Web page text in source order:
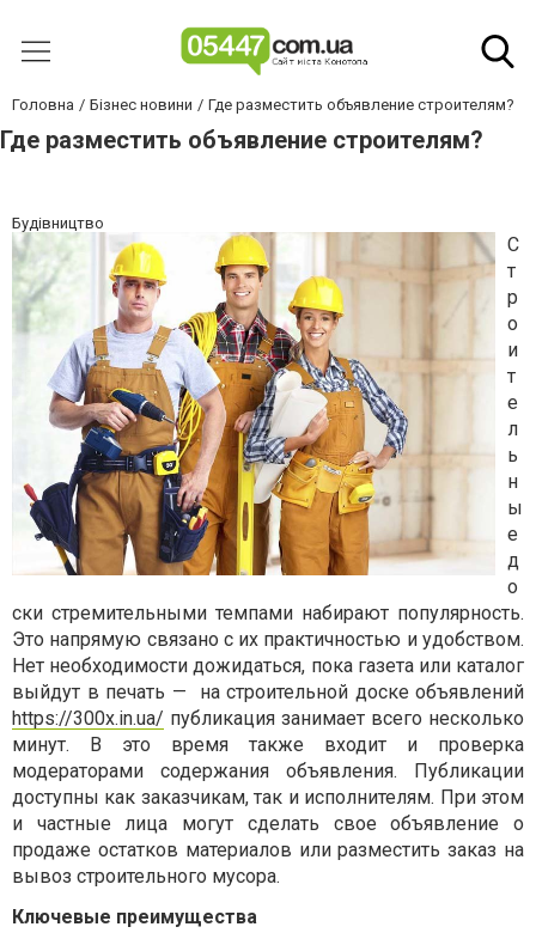
Головна Бізнес новини Где разместить объявление строителям?
Где разместить объявление строителям?
Будівництво
С
т
р
о
и
т
е
л
ь
н
ы
е
д
о
ски стремительными темпами набирают популярность.
Это напрямую связано с их практичностью и удобством.
Нет необходимости дожидаться, пока газета или каталог
выйдут в печать —
на строительной доске объявлений
https://300x.in.ua/ публикация занимает всего несколько
минут. В это время также входит и проверка
модераторами содержания объявления. Публикации
доступны как заказчикам, так и исполнителям. При этом
и частные лица могут сделать свое объявление о
продаже остатков материалов или разместить заказ на
вывоз строительного мусора.
Ключевые преимущества